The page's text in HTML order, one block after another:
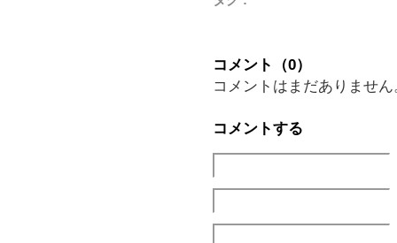
コメント（0）
コメントはまだありません
コメントする